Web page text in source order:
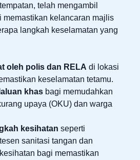
telah mengambil
memastikan kelancaran majlis
langkah keselamatan yang
oleh polis dan RELA di lokasi
keselamatan tetamu.
khas bagi memudahkan
upaya (OKU) dan warga
kesihatan seperti
sanitasi tangan dan
bagi memastikan